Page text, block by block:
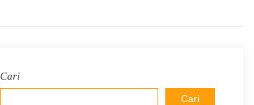
Cari
Cari